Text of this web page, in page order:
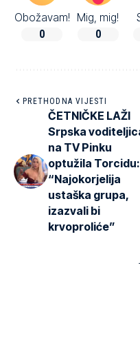
Obožavam!
0
Mig, mig!
0
PRETHODNA VIJESTI
ČETNIČKE LAŽI
Srpska
na TV Pinku
optužila Torcidu:
“Najokorjelija
ustaška grupa,
izazvali bi
krvoproliće”